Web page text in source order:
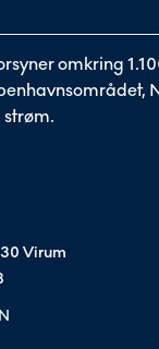
omkring
Virum